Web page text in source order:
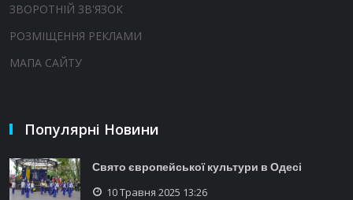
ЗВОРОТНІЙ ЗВ'ЯЗОК
РОЗМІЩЕННЯ РЕКЛАМИ
МАПА САЙТУ
Популярні Новини
Свято європейської культури в Одесі
10 Травня 2025 13:26